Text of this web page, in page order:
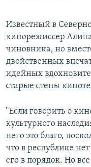
Известный в
кинорежиссер
чиновника, но
двойственных
идейных
старые стены
"Если говорить о
культурного
него это благо,
что в республике
его в порядок. Но